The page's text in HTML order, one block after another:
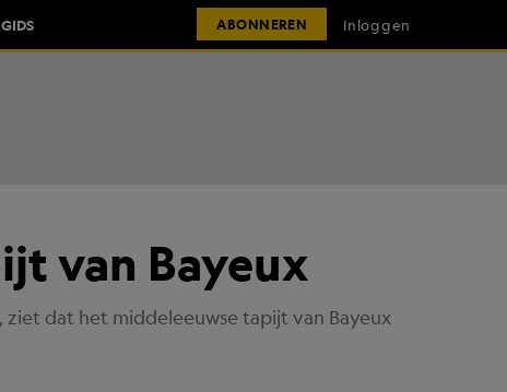
ABONNEREN Inloggen
van Bayeux
dat het middeleeuwse tapijt van Bayeux